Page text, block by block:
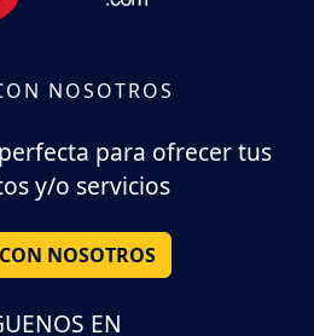
NOSOTROS
para ofrecer tus
y/o servicios
NOSOTROS
EN